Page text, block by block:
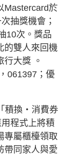
Mastercard於
抽獎機會；
10次。獎品
的雙人來回機
大獎 。
061397；優
積換・消費券
程式上將積
專屬櫃檯領取
帶同家人與愛